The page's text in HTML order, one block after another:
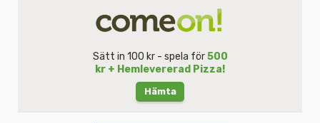
Sätt in 100 kr - spela för500
kr + Hemlevererad Pizza!
Hämta